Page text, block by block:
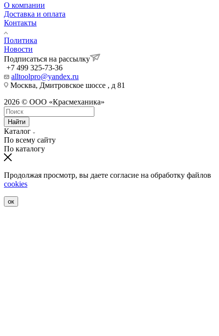
О компании
Доставка и оплата
Контакты
Политика
Новости
Подписаться на рассылку
+7 499 325-73-36
alltoolpro@yandex.ru
Москва, Дмитровское шоссе , д 81
2026 © ООО «Красмеханика»
Найти
Каталог
По всему сайту
По каталогу
Продолжая просмотр, вы даете согласие на обработку файлов
cookies
ок